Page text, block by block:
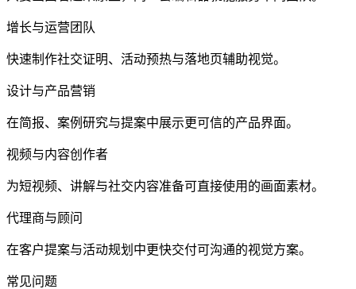
增长与运营团队
快速制作社交证明、活动预热与落地页辅助视觉。
设计与产品营销
在简报、案例研究与提案中展示更可信的产品界面。
视频与内容创作者
为短视频、讲解与社交内容准备可直接使用的画面素材。
代理商与顾问
在客户提案与活动规划中更快交付可沟通的视觉方案。
常见问题